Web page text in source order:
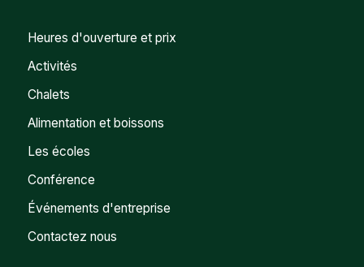
Heures d'ouverture et prix
Activités
Chalets
Alimentation et boissons
Les écoles
Conférence
Événements d'entreprise
Contactez nous